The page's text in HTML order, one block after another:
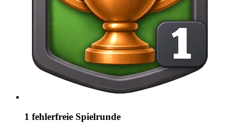
1 fehlerfreie Spielrunde